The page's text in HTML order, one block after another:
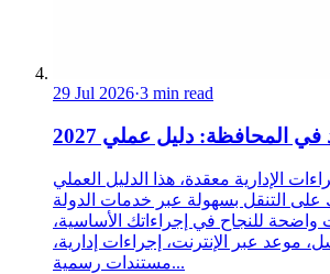
29 Jul 2026·3 min read
المحافظة: دليل عملي 2027
الإدارية معقدة، هذا الدليل العملي
على التنقل بسهولة عبر خدمات الدولة
للنجاح في إجراءاتك الأساسية،
عبر الإنترنت، إجراءات إدارية،
مستندات رسمية...